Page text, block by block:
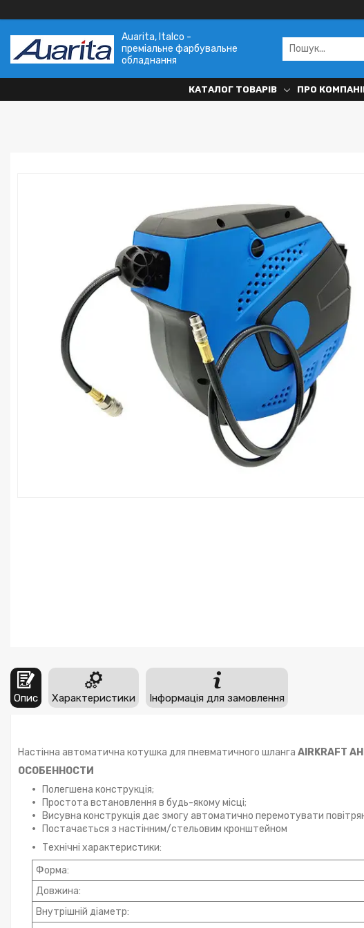
Auarita, Italco -
преміальне фарбувальне
обладнання
КАТАЛОГ ТОВАРІВ ПРО
Опис Характеристики Інформація для замовлення
Настінна автоматична котушка для пневматичного шланга AIRKRAFT
ОСОБЕННОСТИ
Полегшена конструкція;
Простота встановлення в будь-якому місці;
Висувна конструкція дає змогу автоматично перемотувати
Постачається з настінним/стельовим кронштейном
Технічні характеристики:
Форма:
Довжина:
Внутрішній діаметр: